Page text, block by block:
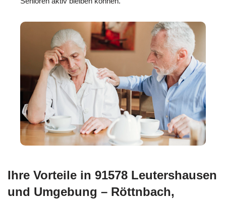
Ihre Vorteile in 91578 Leutershausen
und Umgebung – Röttnbach,